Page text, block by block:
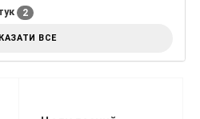
2
ВСЕ